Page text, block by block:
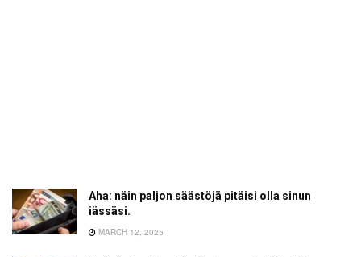
Aha: näin paljon säästöjä pitäisi olla sinun
iässäsi.
MARCH 12, 2025